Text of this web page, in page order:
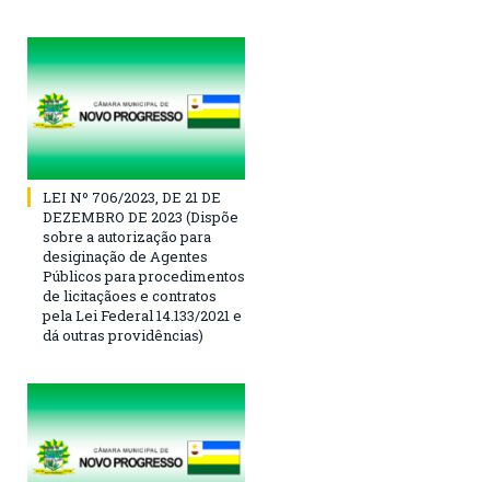
LEI Nº 706/2023, DE 21 DE
DEZEMBRO DE 2023 (Dispõe
sobre a autorização para
desiginação de Agentes
Públicos para procedimentos
de licitaçãoes e contratos
pela Lei Federal 14.133/2021 e
dá outras providências)